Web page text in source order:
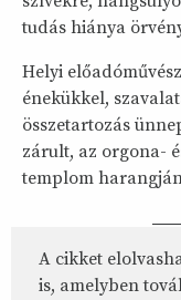
tudás hiánya
Helyi
énekükkel,
összetartozás
zárult, az orgona-
templom
A cikket
is, amelyben